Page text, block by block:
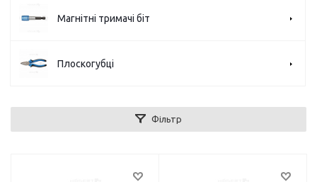
Магнітні тримачі біт
Плоскогубці
Фільтр